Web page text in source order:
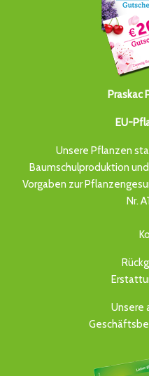
Praskac
EU-
Unsere Pflanzen
Baumschulproduktion
Vorgaben zur
Nr.
Unsere